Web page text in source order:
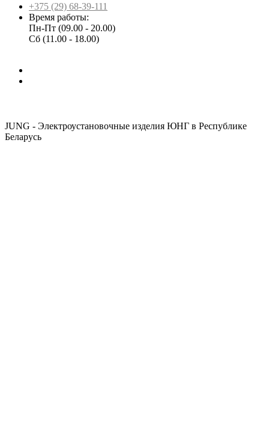
+375 (29) 68-39-111
Время работы:
Пн-Пт (09.00 - 20.00)
Сб (11.00 - 18.00)
JUNG - Электроустановочные изделия ЮНГ в Республике
Беларусь